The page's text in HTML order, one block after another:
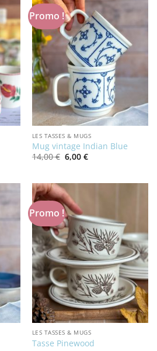
Promo !
LES TASSES & MUGS
Mug vintage Indian Blue
14,00€ Le
prix
14,00 €.
6,00 €Le
6,00 €.
Promo !
LES TASSES & MUGS
Tasse Pinewood